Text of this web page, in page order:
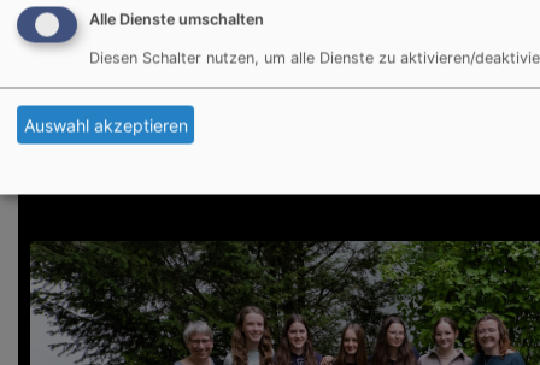
Fotos vom Abendmahl der Konfis am Freitag:
Alle Dienste umschalten
Diesen Schalter nutzen, um alle Dienste zu aktivieren/
Auswahl akzeptieren